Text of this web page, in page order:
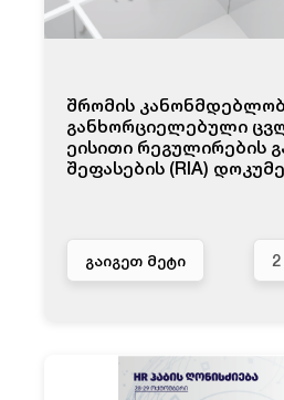
შრომის
განხორციელებული
ეისითი რეგულირების
შეფასების (RIA)
ᲒᲐᲘᲒᲔᲗ ᲛᲔᲢᲘ